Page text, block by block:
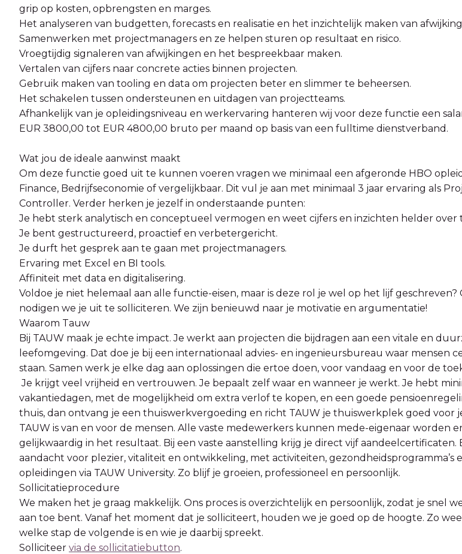
grip op kosten, opbrengsten en marges.
Het analyseren van budgetten, forecasts en realisatie en het inzichtelijk maken van
Samenwerken met projectmanagers en ze helpen sturen op resultaat en risico.
Vroegtijdig signaleren van afwijkingen en het bespreekbaar maken.
Vertalen van cijfers naar concrete acties binnen projecten.
Gebruik maken van tooling en data om projecten beter en slimmer te beheersen.
Het schakelen tussen ondersteunen en uitdagen van projectteams.
Afhankelijk van je opleidingsniveau en werkervaring hanteren wij voor deze functie een
EUR 3800,00 tot EUR 4800,00 bruto per maand op basis van een fulltime dienstverband.
Wat jou de ideale aanwinst maakt
Om deze functie goed uit te kunnen voeren vragen we minimaal een afgeronde HBO
Finance, Bedrijfseconomie of vergelijkbaar. Dit vul je aan met minimaal 3 jaar ervaring als
Controller. Verder herken je jezelf in onderstaande punten:
Je hebt sterk analytisch en conceptueel vermogen en weet cijfers en inzichten helder over
Je bent gestructureerd, proactief en verbetergericht.
Je durft het gesprek aan te gaan met projectmanagers.
Ervaring met Excel en BI tools.
Affiniteit met data en digitalisering.
Voldoe je niet helemaal aan alle functie-eisen, maar is deze rol je wel op het lijf geschreven?
nodigen we je uit te solliciteren. We zijn benieuwd naar je motivatie en argumentatie!
Waarom Tauw
Bij TAUW maak je echte impact. Je werkt aan projecten die bijdragen aan een vitale en
leefomgeving. Dat doe je bij een internationaal advies- en ingenieursbureau waar mensen
staan. Samen werk je elke dag aan oplossingen die ertoe doen, voor vandaag en voor de
Je krijgt veel vrijheid en vertrouwen. Je bepaalt zelf waar en wanneer je werkt. Je hebt
vakantiedagen, met de mogelijkheid om extra verlof te kopen, en een goede
thuis, dan ontvang je een thuiswerkvergoeding en richt TAUW je thuiswerkplek goed voor
TAUW is van en voor de mensen. Alle vaste medewerkers kunnen mede-eigenaar worden
gelijkwaardig in het resultaat. Bij een vaste aanstelling krijg je direct vijf aandeelcertificaten.
aandacht voor plezier, vitaliteit en ontwikkeling, met activiteiten, gezondheidsprogramma’s
opleidingen via TAUW University. Zo blijf je groeien, professioneel en persoonlijk.
Sollicitatieprocedure
We maken het je graag makkelijk. Ons proces is overzichtelijk en persoonlijk, zodat je snel
aan toe bent. Vanaf het moment dat je solliciteert, houden we je goed op de hoogte. Zo
welke stap de volgende is en wie je daarbij spreekt.
Solliciteer via de sollicitatiebutton.